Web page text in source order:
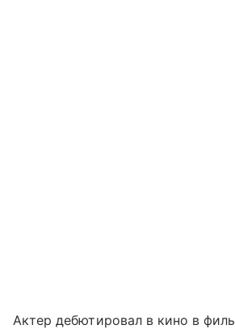
Актер дебютировал в кино в